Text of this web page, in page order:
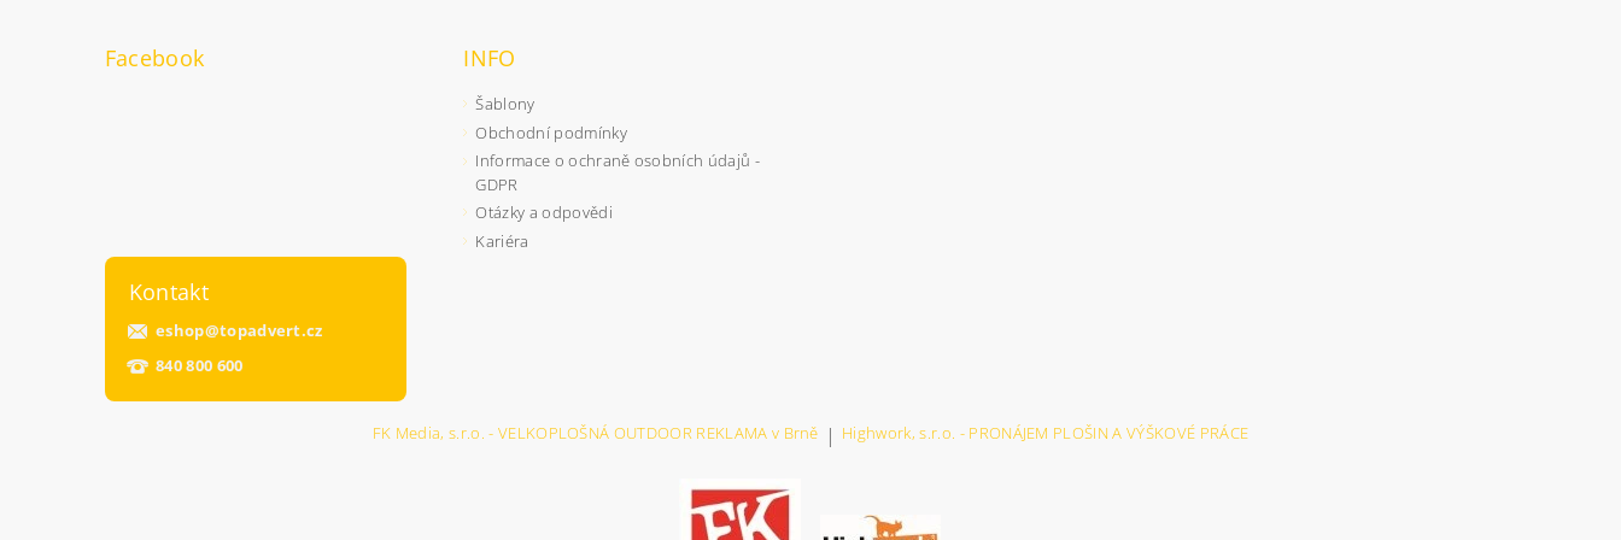
Facebook INFO
Šablony
Obchodní podmínky
Informace o ochraně osobních údajů -
GDPR
Otázky a odpovědi
Kariéra
Kontakt
eshop@topadvert.cz
840 800 600
FK Media, s.r.o. - VELKOPLOŠNÁ OUTDOOR REKLAMA v Brně | Highwork, s.r.o. - PRONÁJEM PLOŠIN A VÝŠKOVÉ PRÁCE